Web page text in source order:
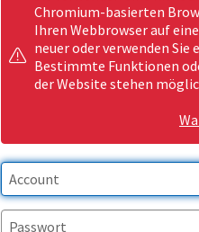
Chromium-basierten
Ihren Webbrowser auf
neuer oder verwenden Sie
Bestimmte Funktionen
der Website stehen